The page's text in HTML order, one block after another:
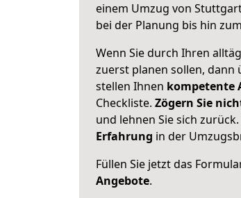
einem Umzug von
bei der Planung bis hin
Wenn Sie durch Ihren
zuerst planen sollen, dann
stellen Ihnen kompetente
Checkliste. Zögern Sie
und lehnen Sie sich zurück.
Erfahrung in der
Füllen Sie jetzt das
Angebote.